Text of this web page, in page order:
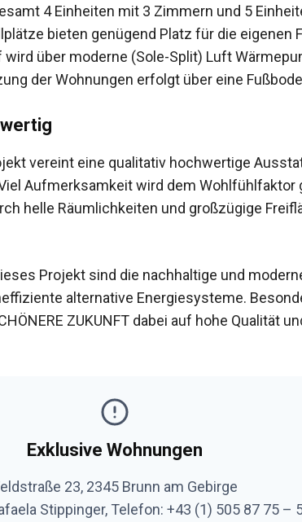
4 Einheiten mit 3 Zimmern und 5
bieten genügend Platz für die eigenen
über moderne (Sole-Split) Luft
der Wohnungen erfolgt über eine
vereint eine qualitativ hochwertige
Aufmerksamkeit wird dem Wohlfühlfaktor
helle Räumlichkeiten und großzügige
Projekt sind die nachhaltige und
alternative Energiesysteme.
ZUKUNFT dabei auf hohe Qualität
Exklusive Wohnungen
23, 2345 Brunn am Gebirge
Stippinger, Telefon: +43 (1) 505 87 75 –